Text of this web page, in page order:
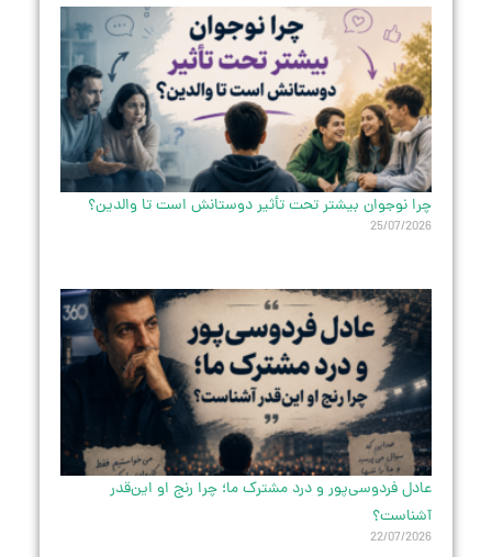
چرا نوجوان بیشتر تحت تأثیر دوستانش است تا والدین؟
25/07/2026
عادل فردوسی‌پور و درد مشترک ما؛ چرا رنج او این‌قدر
آشناست؟
22/07/2026